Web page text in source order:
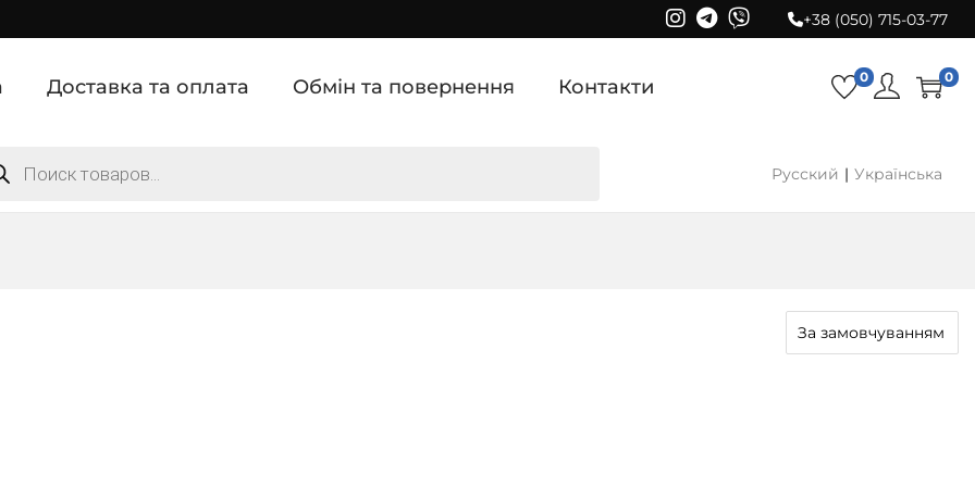
+38 (050) 715-03-77
Доставка та оплата Обмін та повернення Контакти 0 0
Русский Українська